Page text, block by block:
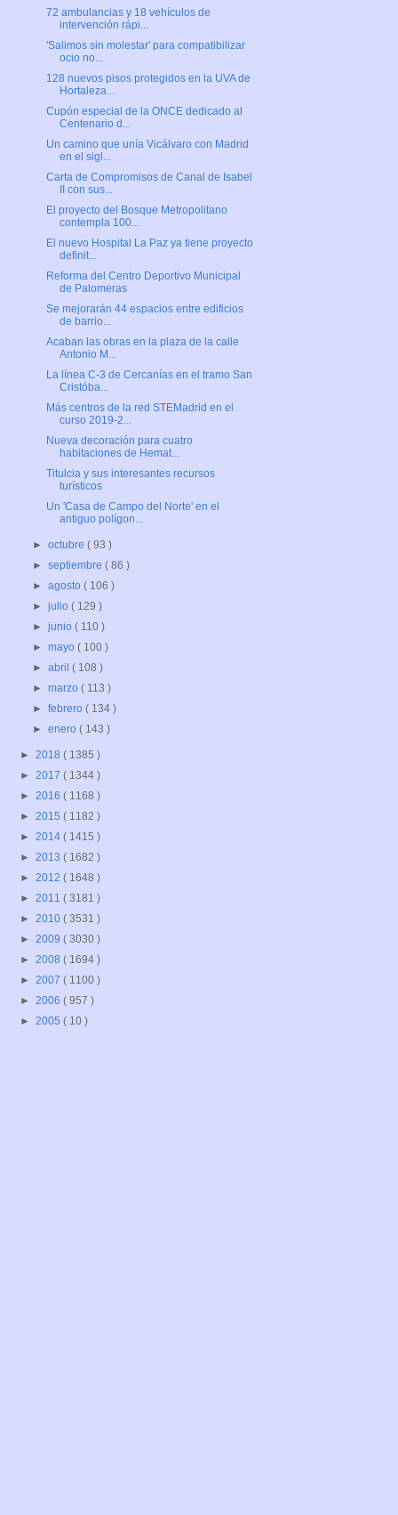
72 ambulancias y 18 vehículos de
intervención rápi...
'Salimos sin molestar' para compatibilizar
ocio no...
128 nuevos pisos protegidos en la UVA de
Hortaleza...
Cupón especial de la ONCE dedicado al
Centenario d...
Un camino que unía Vicálvaro con Madrid
en el sigl...
Carta de Compromisos de Canal de Isabel
II con sus...
El proyecto del Bosque Metropolitano
contempla 100...
El nuevo Hospital La Paz ya tiene proyecto
definit...
Reforma del Centro Deportivo Municipal
de Palomeras
Se mejorarán 44 espacios entre edificios
de barrio...
Acaban las obras en la plaza de la calle
Antonio M...
La línea C-3 de Cercanías en el tramo San
Cristóba...
Más centros de la red STEMadrid en el
curso 2019-2...
Nueva decoración para cuatro
habitaciones de Hemat...
Titulcia y sus interesantes recursos
turísticos
Un 'Casa de Campo del Norte' en el
antiguo polígon...
►octubre( 93 )
►septiembre( 86 )
►agosto( 106 )
►julio( 129 )
►junio( 110 )
►mayo( 100 )
►abril( 108 )
►marzo( 113 )
►febrero( 134 )
►enero( 143 )
► 2018 ( 1385 )
► 2017 ( 1344 )
► 2016 ( 1168 )
► 2015 ( 1182 )
► 2014 ( 1415 )
► 2013 ( 1682 )
► 2012 ( 1648 )
► 2011 ( 3181 )
► 2010 ( 3531 )
► 2009 ( 3030 )
► 2008 ( 1694 )
► 2007 ( 1100 )
► 2006 ( 957 )
► 2005 ( 10 )